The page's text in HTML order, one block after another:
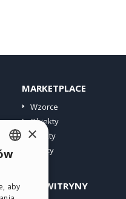
MARKETPLACE
Wzorce
Obiekty
Punkty
Oferty
INNE WITRYNY
×
aby